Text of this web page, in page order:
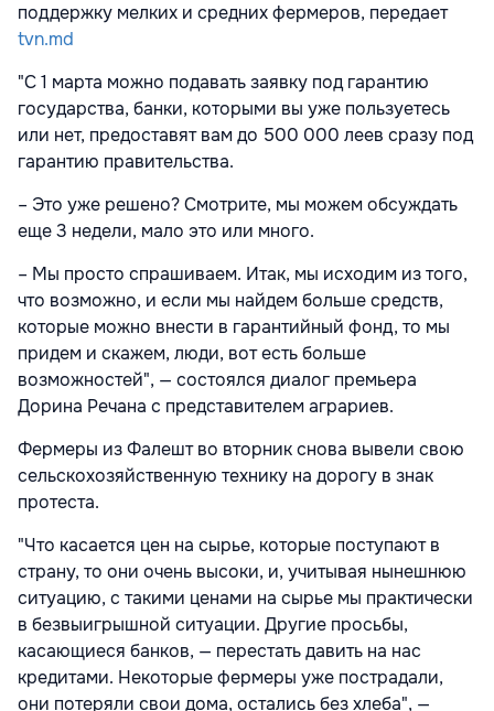
поддержку мелких и средних фермеров, передает
tvn.md
"С 1 марта можно подавать заявку под гарантию
государства, банки, которыми вы уже пользуетесь
или нет, предоставят вам до 500 000 леев сразу под
гарантию правительства.
– Это уже решено? Смотрите, мы можем обсуждать
еще 3 недели, мало это или много.
– Мы просто спрашиваем. Итак, мы исходим из того,
что возможно, и если мы найдем больше средств,
которые можно внести в гарантийный фонд, то мы
придем и скажем, люди, вот есть больше
возможностей", — состоялся диалог премьера
Дорина Речана с представителем аграриев.
Фермеры из Фалешт во вторник снова вывели свою
сельскохозяйственную технику на дорогу в знак
протеста.
"Что касается цен на сырье, которые поступают в
страну, то они очень высоки, и, учитывая нынешнюю
ситуацию, с такими ценами на сырье мы практически
в безвыигрышной ситуации. Другие просьбы,
касающиеся банков, — перестать давить на нас
кредитами. Некоторые фермеры уже пострадали,
они потеряли свои дома, остались без хлеба", —